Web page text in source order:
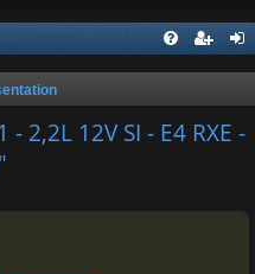
2,2L 12V SI - E4 RXE -